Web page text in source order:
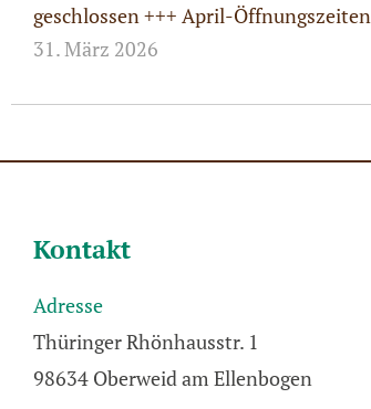
geschlossen +++ April-
31. März 2026
Kontakt
Adresse
Thüringer Rhönhausstr. 1
98634 Oberweid am Ellenbogen